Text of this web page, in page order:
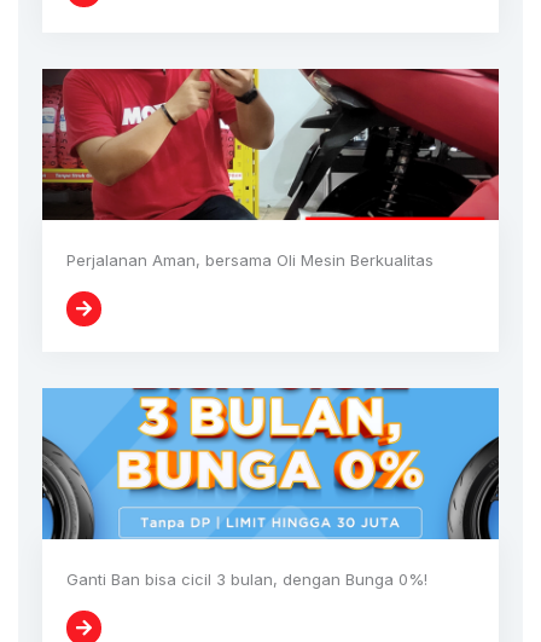
Perjalanan Aman, bersama Oli Mesin Berkualitas
Ganti Ban bisa cicil 3 bulan, dengan Bunga 0%!